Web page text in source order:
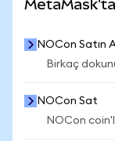
MetaMask'ta
NOCon Satın
Birkaç
NOCon Sat
NOCon